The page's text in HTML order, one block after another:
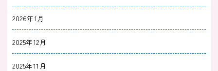
2026年1月
2025年12月
2025年11月